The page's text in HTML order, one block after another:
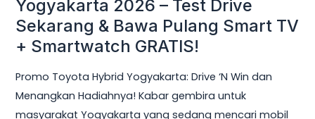
Yogyakarta 2026 – Test Drive
Sekarang & Bawa Pulang Smart TV
+ Smartwatch GRATIS!
Promo Toyota Hybrid Yogyakarta: Drive ‘N Win dan
Menangkan Hadiahnya! Kabar gembira untuk
masyarakat Yogyakarta yang sedang mencari mobil
Toyota
Hybrid
2026
–
Test